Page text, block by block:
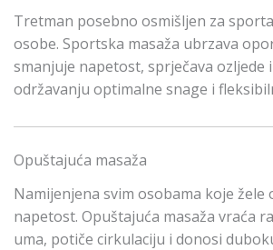
Tretman posebno osmišljen za
osobe. Sportska masaža ubrzava
smanjuje napetost, sprječava ozljede
održavanju optimalne snage i
Opuštajuća masaža
Namijenjena svim osobama koje žele
napetost. Opuštajuća masaža vraća
uma, potiče cirkulaciju i donosi